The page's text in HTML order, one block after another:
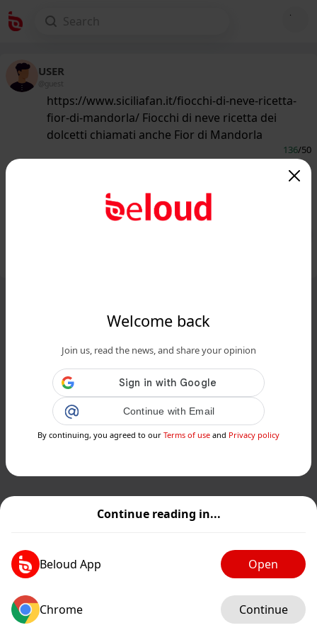
Continue reading in...
Beloud App Open
Chrome Continue
Welcome back
Join us, read the news, and share your opinion
Continue with Email
By continuing, you agreed to our Terms of use and Privacy policy
USER
@guest
https://www.siciliafan.it/fiocchi-di-neve-ricetta-
fior-di-mandorla/ Fiocchi di neve ricetta dei
dolcetti chiamati anche Fior di Mandorla
136/50
chiamati anche Fior di Mandorle...